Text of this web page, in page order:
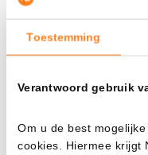
Toestemming
Verantwoord gebruik
Om u de best
cookies. Hiermee krijgt
siendo muy optimista.
caídas, el mercado de
nuevo “superciclo”.
enormes
Lee anticipa que el
20.000 dólares en